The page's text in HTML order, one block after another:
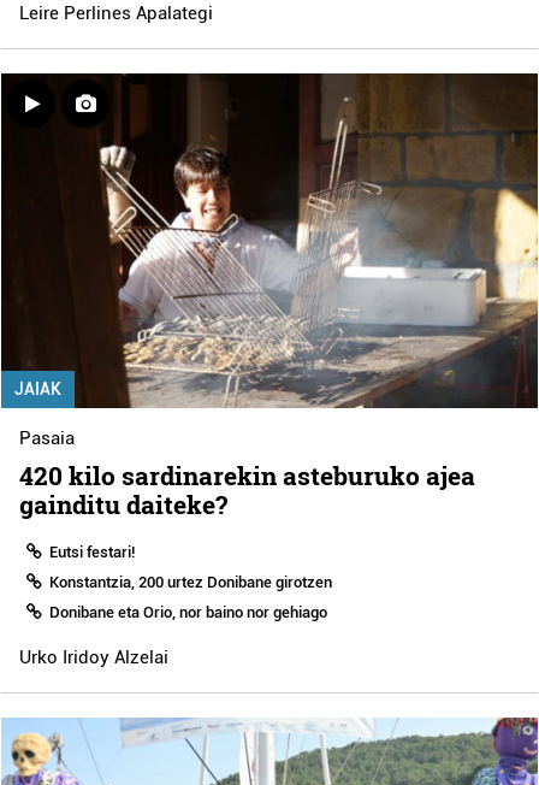
Leire Perlines Apalategi
JAIAK
Pasaia
420 kilo sardinarekin asteburuko ajea
gainditu daiteke?
Eutsi festari!
Konstantzia, 200 urtez Donibane girotzen
Donibane eta Orio, nor baino nor gehiago
Urko Iridoy Alzelai